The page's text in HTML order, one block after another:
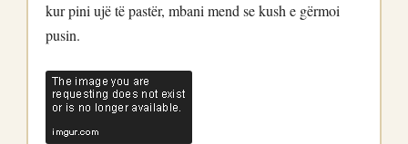
kur pini ujë të pastër, mbani mend se kush e gërmoi
pusin.